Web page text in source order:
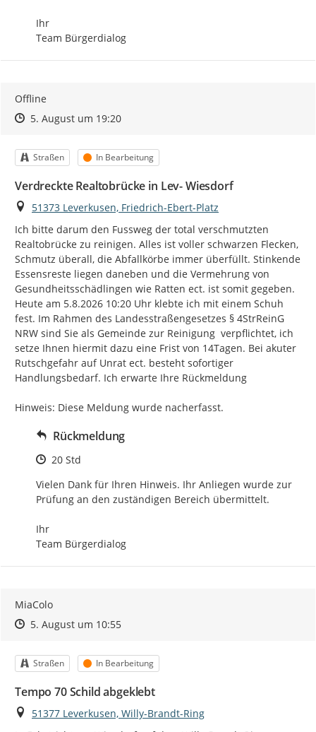
Ihr
Team Bürgerdialog
Offline
Zeitpunkt des Erstellens
Zeitpunkt des Erstellens
5. August um 19:20Zur Äußerung
Kategorie
Straßen Status
In Bearbeitung
Verdreckte Realtobrücke in Lev- Wiesdorf
Ort
51373 Leverkusen, Friedrich-Ebert-Platz
Ich bitte darum den Fussweg der total verschmutzten
Realtobrücke zu reinigen. Alles ist voller schwarzen Flecken,
Schmutz überall, die Abfallkörbe immer überfüllt. Stinkende
Essensreste liegen daneben und die Vermehrung von
Gesundheitsschädlingen wie Ratten ect. ist somit gegeben.
Heute am 5.8.2026 10:20 Uhr klebte ich mit einem Schuh
fest. Im Rahmen des Landesstraßengesetzes § 4StrReinG
NRW sind Sie als Gemeinde zur Reinigung  verpflichtet, ich
setze Ihnen hiermit dazu eine Frist von 14Tagen. Bei akuter
Rutschgefahr auf Unrat ect. besteht sofortiger
Handlungsbedarf. Ich erwarte Ihre Rückmeldung
Hinweis: Diese Meldung wurde nacherfasst.
Rückmeldung
Zeitpunkt des Erstellens
20 Std
Vielen Dank für Ihren Hinweis. Ihr Anliegen wurde zur
Prüfung an den zuständigen Bereich übermittelt.
Ihr
Team Bürgerdialog
MiaColo
Zeitpunkt des Erstellens
Zeitpunkt des Erstellens
5. August um 10:55Zur Äußerung
Kategorie
Straßen Status
In Bearbeitung
Tempo 70 Schild abgeklebt
Ort
51377 Leverkusen, Willy-Brandt-Ring